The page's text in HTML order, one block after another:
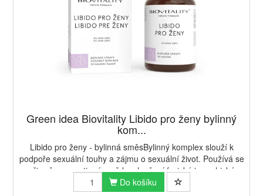
Green idea Biovitality Libido pro ženy bylinný
kom...
Libido pro ženy - bylinná směsBylinný komplex slouží k
podpoře sexuální touhy a zájmu o sexuální život. Používá se
při vyčerpanosti a únavě ke zlepšení fyzické i psychické
výkonnosti. Pomáhá udržovat ...
Do košíku